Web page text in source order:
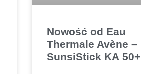
Nowość od Eau
Thermale Avène –
SunsiStick KA 50+